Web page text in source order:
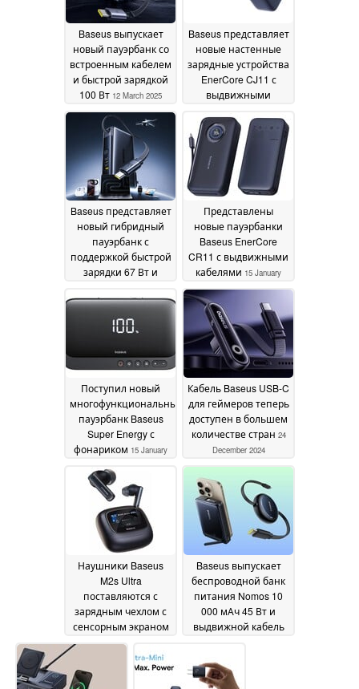
Baseus выпускает
новый пауэрбанк со
встроенным кабелем
и быстрой зарядкой
100 Вт 12 March 2025
Baseus представляет
новые настенные
зарядные устройства
EnerCore CJ11 с
выдвижными
2025
Baseus представляет
новый гибридный
пауэрбанк с
поддержкой быстрой
зарядки 67 Вт и
15 January 2025
Представлены
новые пауэрбанки
Baseus EnerCore
CR11 с выдвижными
кабелями 15 January
2025
Поступил новый
многофункциональный
пауэрбанк Baseus
Super Energy с
фонариком 15 January
Кабель Baseus USB-C
для геймеров теперь
доступен в большем
количестве стран 24
December 2024
Наушники Baseus
M2s Ultra
поставляются с
зарядным чехлом с
сенсорным экраном
и ANC28 November 2024
Baseus выпускает
беспроводной банк
питания Nomos 10
000 мАч 45 Вт и
выдвижной кабель